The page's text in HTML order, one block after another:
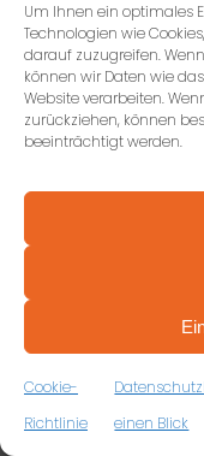
Um Ihnen ein optimales
Technologien wie
darauf zuzugreifen.
können wir Daten wie
Website verarbeiten.
zurückziehen, können
beeinträchtigt werden.
Cookie-
Richtlinie
einen Blick
Sebastian
1 Rezension
Umsetzung für
und hat auch
ZUM